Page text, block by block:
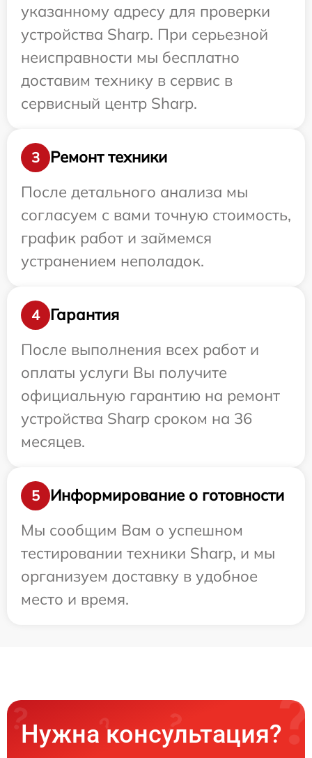
указанному адресу для проверки
устройства Sharp. При серьезной
неисправности мы бесплатно
доставим технику в сервис в
сервисный центр Sharp.
3
Ремонт техники
После детального анализа мы
согласуем с вами точную стоимость,
график работ и займемся
устранением неполадок.
4
Гарантия
После выполнения всех работ и
оплаты услуги Вы получите
официальную гарантию на ремонт
устройства Sharp сроком на 36
месяцев.
5
Информирование о готовности
Мы сообщим Вам о успешном
тестировании техники Sharp, и мы
организуем доставку в удобное
место и время.
Нужна консультация?